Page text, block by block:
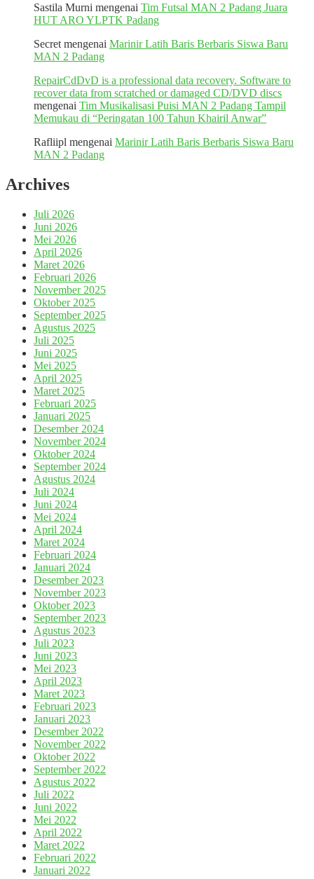
Sastila Murni mengenai Tim Futsal MAN 2 Padang Juara
HUT ARO YLPTK Padang
Secret mengenai Marinir Latih Baris Berbaris Siswa Baru
MAN 2 Padang
RepairCdDvD is a professional data recovery. Software to
recover data from scratched or damaged CD/DVD discs
mengenai Tim Musikalisasi Puisi MAN 2 Padang Tampil
Memukau di “Peringatan 100 Tahun Khairil Anwar”
Rafliipl mengenai Marinir Latih Baris Berbaris Siswa Baru
MAN 2 Padang
Archives
Juli 2026
Juni 2026
Mei 2026
April 2026
Maret 2026
Februari 2026
November 2025
Oktober 2025
September 2025
Agustus 2025
Juli 2025
Juni 2025
Mei 2025
April 2025
Maret 2025
Februari 2025
Januari 2025
Desember 2024
November 2024
Oktober 2024
September 2024
Agustus 2024
Juli 2024
Juni 2024
Mei 2024
April 2024
Maret 2024
Februari 2024
Januari 2024
Desember 2023
November 2023
Oktober 2023
September 2023
Agustus 2023
Juli 2023
Juni 2023
Mei 2023
April 2023
Maret 2023
Februari 2023
Januari 2023
Desember 2022
November 2022
Oktober 2022
September 2022
Agustus 2022
Juli 2022
Juni 2022
Mei 2022
April 2022
Maret 2022
Februari 2022
Januari 2022